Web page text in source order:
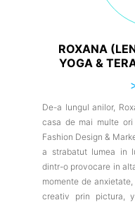
ROXANA
YOGA &
De-a lungul anilor,
casa de mai multe
Fashion Design &
a strabatut lumea in
dintr-o provocare in
momente de
creativ prin pictura,